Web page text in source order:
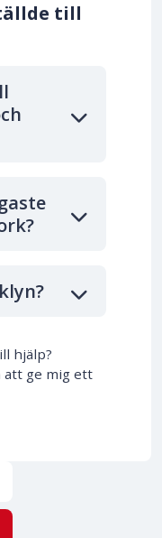
till
hjälp?
att ge mig ett